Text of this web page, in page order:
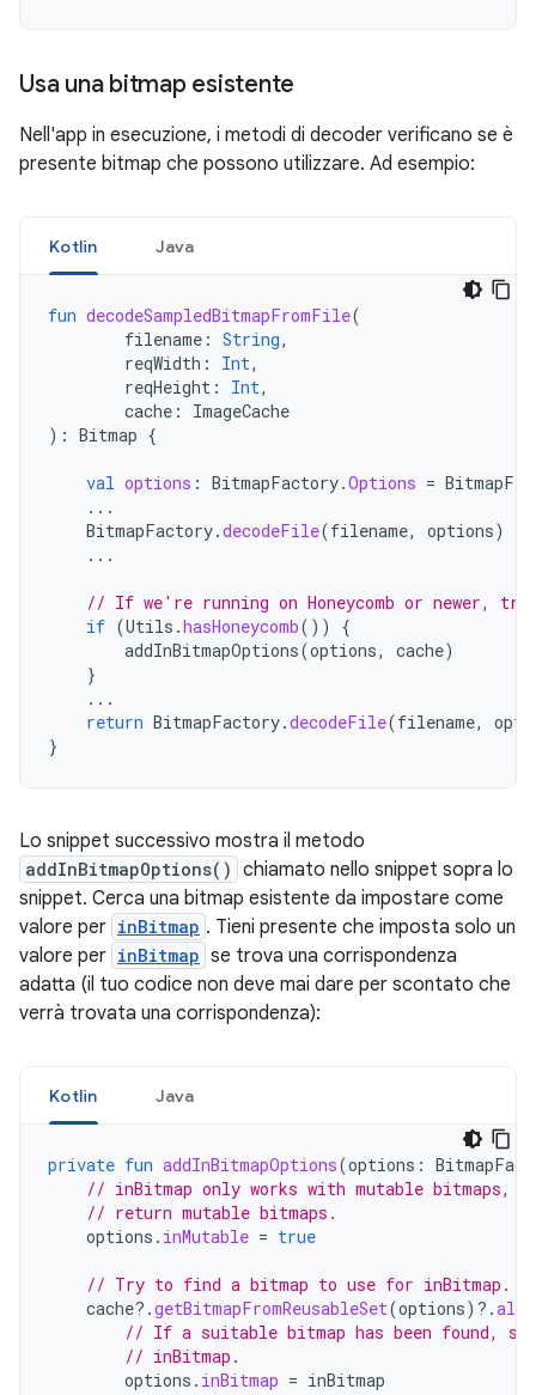
Usa una bitmap esistente
Nell'app in esecuzione, i metodi di decoder verificano se è
presente bitmap che possono utilizzare. Ad esempio:
Kotlin Java
fun decodeSampledBitmapFromFile(
filename : String,
reqWidth : Int,
reqHeight : Int,
cache :
ImageCache
): Bitmap {
val options : BitmapFactory.Options =
...
BitmapFactory.decodeFile(filename, options)
...
// If we're running on Honeycomb or newer,
if (Utils .hasHoneycomb())
{
addInBitmapOptions(options, cache)
}
...
return BitmapFactory.decodeFile(filename,
}
Lo snippet successivo mostra il metodo
addInBitmapOptions() chiamato nello snippet sopra lo
snippet. Cerca una bitmap esistente da impostare come
valore per inBitmap . Tieni presente che imposta solo un
valore per inBitmap se trova una corrispondenza
adatta (il tuo codice non deve mai dare per scontato che
verrà trovata una corrispondenza):
Kotlin Java
private fun addInBitmapOptions(options :
// inBitmap only works with mutable bitmaps,
// return mutable bitmaps.
options . inMutable = true
// Try to find a bitmap to use for inBitmap.
cache?.getBitmapFromReusableSet(options) ?.also
// If a suitable bitmap has been found,
// inBitmap.
options . inBitmap = inBitmap